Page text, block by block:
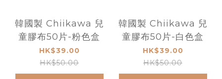
韓國製 Chiikawa 兒
童膠布50片-粉色盒
HK$39.00
HK$50.00
韓國製 Chiikawa 兒
童膠布50片-白色盒
HK$39.00
HK$50.00